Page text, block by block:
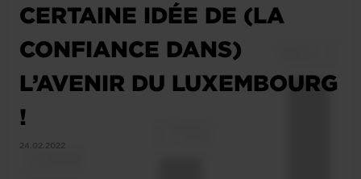
CERTAINE IDÉE DE (LA
CONFIANCE DANS)
L’AVENIR DU LUXEMBOURG
!
24.02.2022